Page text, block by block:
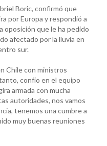
Boric, confirmó que
por Europa y respondió a
oposición que le ha pedido
afectado por la lluvia en
sur.
Chile con ministros
confío en el equipo
armada con mucha
autoridades, nos vamos
tenemos una cumbre a
muy buenas reuniones